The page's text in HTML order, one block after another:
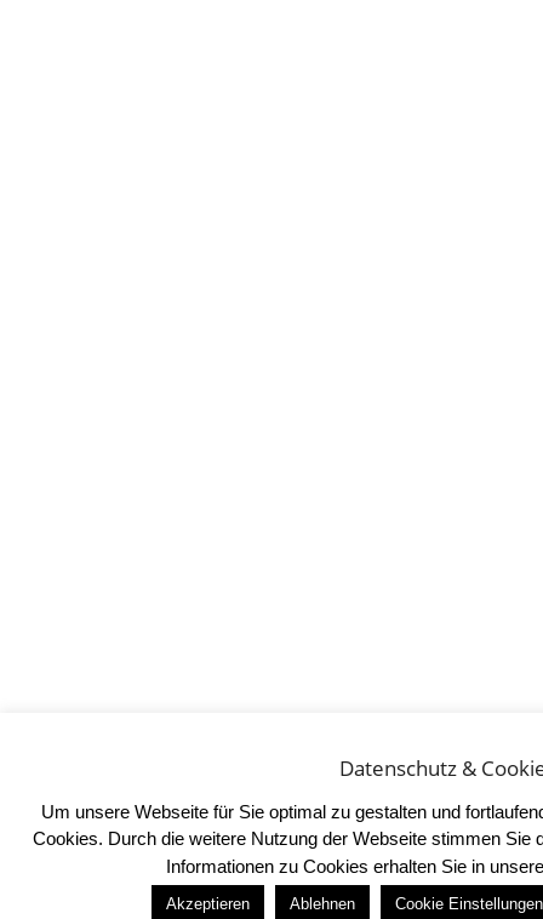
Datenschutz &
Um unsere Webseite für Sie optimal zu gestalten und
Cookies. Durch die weitere Nutzung der Webseite stimmen Sie
Informationen zu Cookies erhalten Sie in
Akzeptieren Ablehnen Cookie Einstellungen